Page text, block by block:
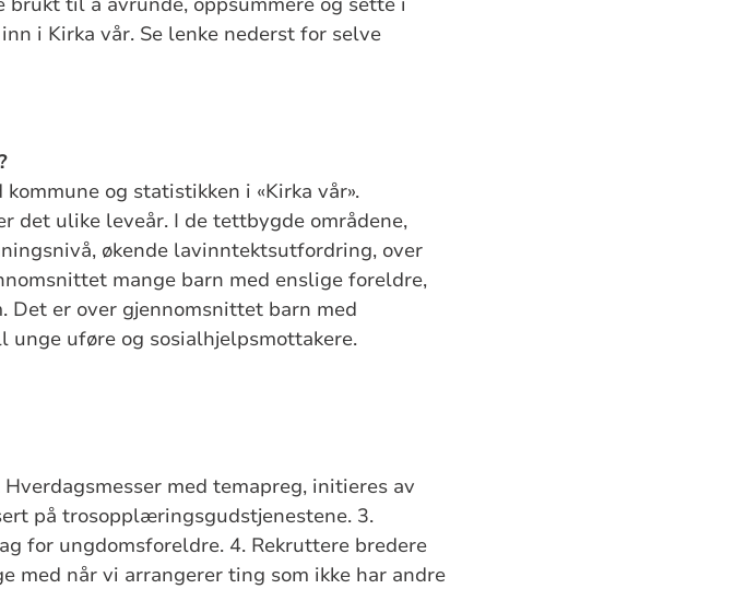
i Kirka vår. Se lenke nederst for selve
og statistikken i «Kirka vår».
det ulike leveår. I de tettbygde områdene,
økende lavinntektsutfordring, over
mange barn med enslige foreldre,
er over gjennomsnittet barn med
uføre og sosialhjelpsmottakere.
med temapreg, initieres av
på trosopplæringsgudstjenestene. 3.
for ungdomsforeldre. 4. Rekruttere bredere
når vi arrangerer ting som ikke har andre